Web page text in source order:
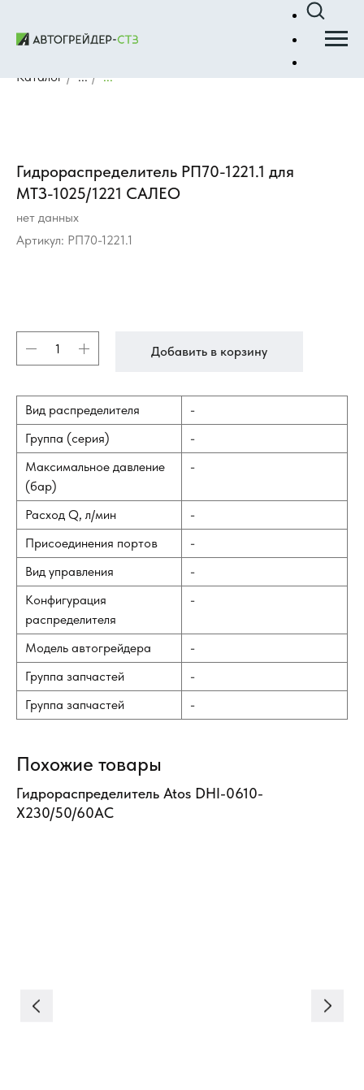
Каталог / ... / ...
Гидрораспределитель РП70-1221.1 для
МТЗ-1025/1221 САЛЕО
нет данных
Артикул: РП70-1221.1
Добавить в корзину
Вид распределителя
-
Группа (серия)
-
Максимальное давление
(бар)
-
Расход Q, л/мин
-
Присоединения портов
-
Вид управления
-
Конфигурация
распределителя
-
Модель автогрейдера
-
Группа запчастей
-
Группа запчастей
-
Похожие товары
Гидрораспределитель Atos DHI-0610-
X230/50/60AC